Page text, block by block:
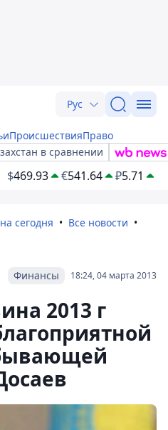
Рус
ПроисшествияПраво
в сравнении
$469.93 €541.64 ₽5.71
сегодня
Все новости
18:24, 04 марта 2013
Финансы
2013 г